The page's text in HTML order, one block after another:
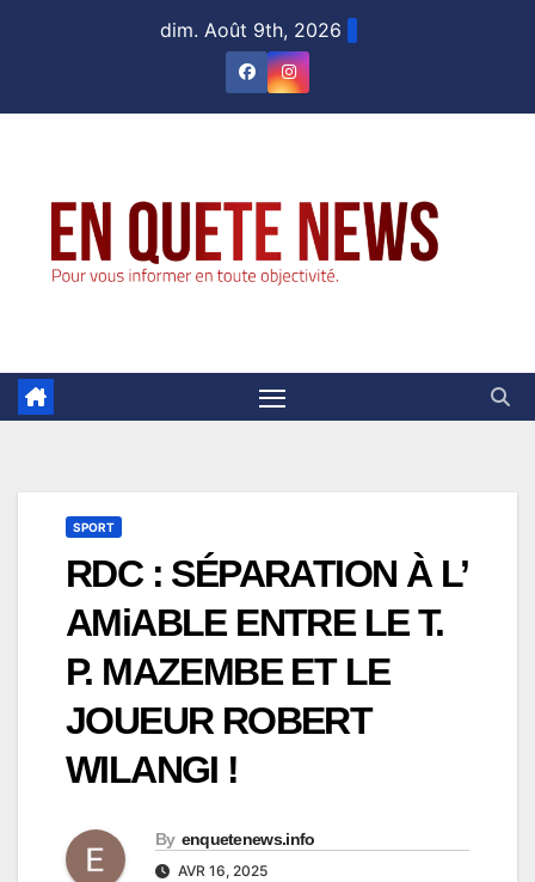
dim. Août 9th, 2026
SPORT
RDC : SÉPARATION À L’
AMiABLE ENTRE LE T.
P. MAZEMBE ET LE
JOUEUR ROBERT
WILANGI !
By enquetenews.info
AVR 16, 2025